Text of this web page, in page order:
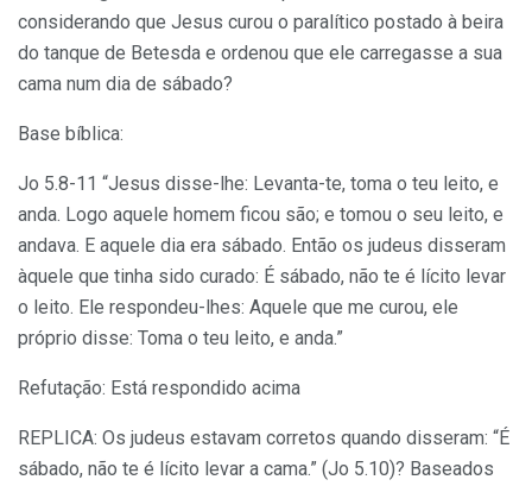
considerando que Jesus curou o paralítico postado à beira
do tanque de Betesda e ordenou que ele carregasse a sua
cama num dia de sábado?
Base bíblica:
Jo 5.8-11 “Jesus disse-lhe: Levanta-te, toma o teu leito, e
anda. Logo aquele homem ficou são; e tomou o seu leito, e
andava. E aquele dia era sábado. Então os judeus disseram
àquele que tinha sido curado: É sábado, não te é lícito levar
o leito. Ele respondeu-lhes: Aquele que me curou, ele
próprio disse: Toma o teu leito, e anda.”
Refutação: Está respondido acima
REPLICA: Os judeus estavam corretos quando disseram: “É
sábado, não te é lícito levar a cama.” (Jo 5.10)? Baseados